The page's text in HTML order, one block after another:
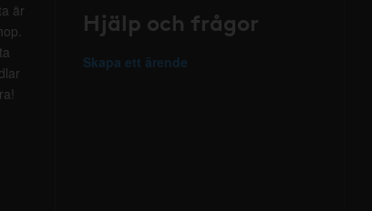
är
Hjälp och frågor
Skapa ett ärende